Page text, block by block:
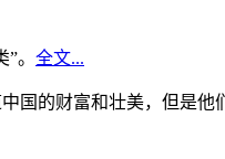
。 全文...
国的财富和壮美，但是他